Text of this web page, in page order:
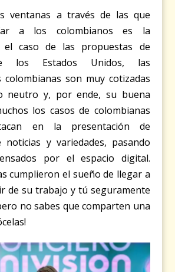
ventanas a través de las que
a los colombianos es la
el caso de las propuestas de
los Estados Unidos, las
colombianas son muy cotizadas
neutro y, por ende, su buena
los casos de colombianas
en la presentación de
noticias y variedades, pasando
por el espacio digital.
cumplieron el sueño de llegar a
de su trabajo y tú seguramente
no sabes que comparten una